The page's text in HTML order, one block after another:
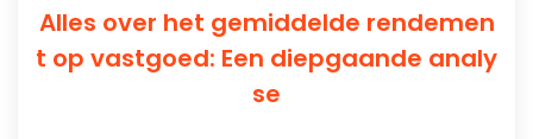
Alles over het gemiddelde rendemen
t op vastgoed: Een diepgaande analy
se